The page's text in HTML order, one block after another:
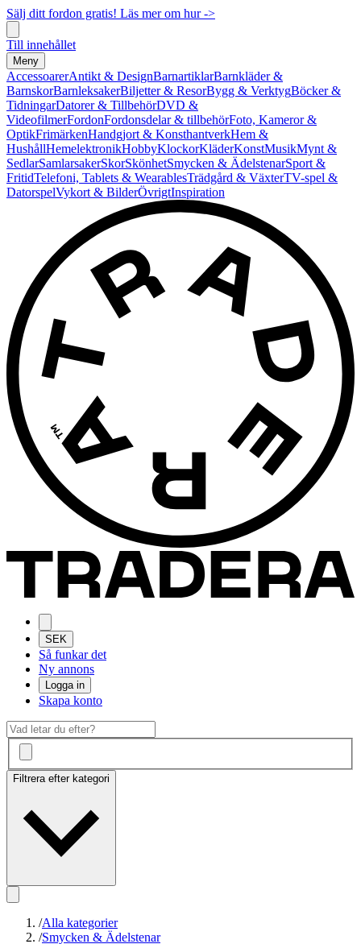
Sälj ditt fordon gratis! Läs mer om hur ->
Till innehållet
Meny
AccessoarerAntikt & DesignBarnartiklarBarnkläder &
BarnskorBarnleksakerBiljetter & ResorBygg & VerktygBöcker &
TidningarDatorer & TillbehörDVD &
VideofilmerFordonFordonsdelar & tillbehörFoto, Kameror &
OptikFrimärkenHandgjort & KonsthantverkHem &
HushållHemelektronikHobbyKlockorKläderKonstMusikMynt &
SedlarSamlarsakerSkorSkönhetSmycken & ÄdelstenarSport &
FritidTelefoni, Tablets & WearablesTrädgård & VäxterTV-spel &
DatorspelVykort & BilderÖvrigtInspiration
SEK
Så funkar det
Ny annons
Logga in
Skapa konto
Filtrera efter kategori
/Alla kategorier
/Smycken & Ädelstenar